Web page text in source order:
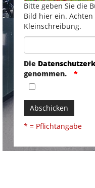
Bitte geben Sie die
Bild hier ein.
Kleinschreibung.
Die
genommen.
Abschicken
* = Pflichtangabe